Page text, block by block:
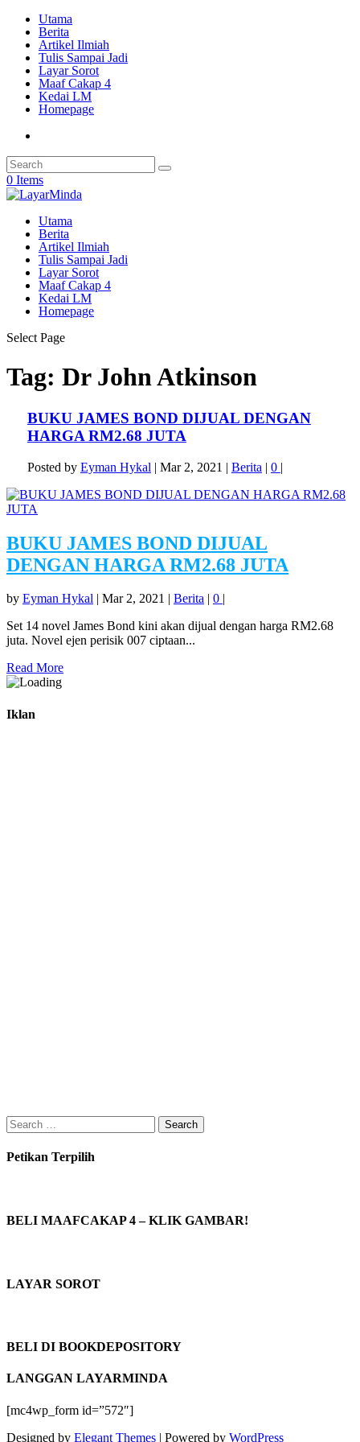
Utama
Berita
Artikel Ilmiah
Tulis Sampai Jadi
Layar Sorot
Maaf Cakap 4
Kedai LM
Homepage
0 Items
Utama
Berita
Artikel Ilmiah
Tulis Sampai Jadi
Layar Sorot
Maaf Cakap 4
Kedai LM
Homepage
Select Page
Tag: Dr John Atkinson
BUKU JAMES BOND DIJUAL DENGAN
HARGA RM2.68 JUTA
Posted by Eyman Hykal | Mar 2, 2021 | Berita | 0 |
BUKU JAMES BOND DIJUAL
DENGAN HARGA RM2.68 JUTA
by Eyman Hykal | Mar 2, 2021 | Berita | 0 |
Set 14 novel James Bond kini akan dijual dengan harga RM2.68
juta. Novel ejen perisik 007 ciptaan...
Read More
Iklan
Search
for:
Petikan Terpilih
BELI MAAFCAKAP 4 – KLIK GAMBAR!
LAYAR SOROT
BELI DI BOOKDEPOSITORY
LANGGAN LAYARMINDA
[mc4wp_form id=”572″]
Designed by Elegant Themes | Powered by WordPress